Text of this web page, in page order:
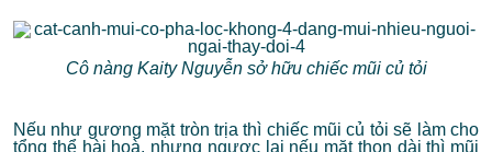
Cô nàng Kaity Nguyễn sở hữu chiếc mũi củ tỏi
Nếu như gương mặt tròn trịa thì chiếc mũi củ tỏi sẽ làm cho
tổng thể hài hoà, nhưng ngược lại nếu mặt thon dài thì mũi